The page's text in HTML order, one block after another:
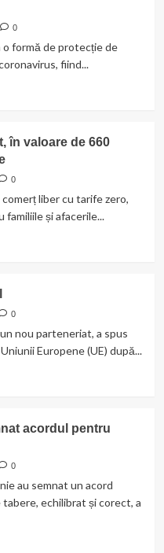
0
o formă de protecție de
fiind...
în valoare de 660
0
liber cu tarife zero,
și afacerile...
0
nou parteneriat, a spus
Europene (UE) după...
acordul pentru
0
au semnat un acord
echilibrat și corect, a